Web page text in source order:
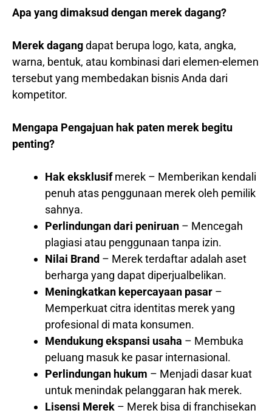
Apa yang dimaksud dengan merek dagang?
Merek dagangdapat berupa logo, kata, angka,
warna, bentuk, atau kombinasi dari elemen-elemen
tersebut yang membedakan bisnis Anda dari
kompetitor.
Mengapa Pengajuan hak paten merek begitu
penting?
Hak eksklusifmerek – Memberikan kendali
penuh atas penggunaan merek oleh pemilik
sahnya.
Perlindungan dari peniruan – Mencegah
plagiasi atau penggunaan tanpa izin.
Nilai Brand – Merek terdaftar adalah aset
berharga yang dapat diperjualbelikan.
Meningkatkan kepercayaan pasar –
Memperkuat citra identitas merek yang
profesional di mata konsumen.
Mendukung ekspansi usaha – Membuka
peluang masuk ke pasar internasional.
Perlindungan hukum – Menjadi dasar kuat
untuk menindak pelanggaran hak merek.
Lisensi Merek – Merek bisa di franchisekan